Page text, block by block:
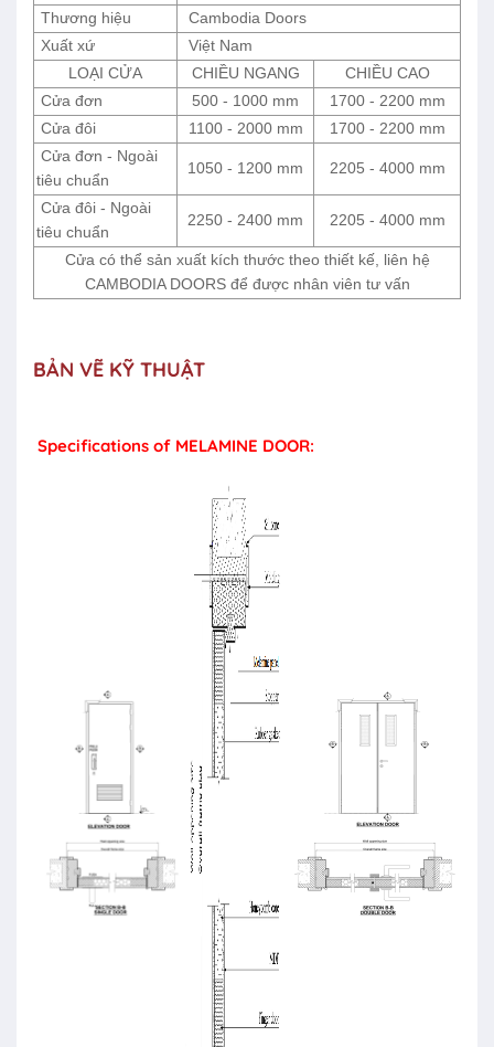
Thương hiệu
Cambodia Doors
Xuất xứ
Việt Nam
LOẠI CỬA
CHIỀU NGANG
CHIỀU CAO
Cửa đơn
500 - 1000 mm
1700 - 2200 mm
Cửa đôi
1100 - 2000 mm
1700 - 2200 mm
Cửa đơn - Ngoài
tiêu chuẩn
1050 - 1200 mm 2205 - 4000 mm
Cửa đôi - Ngoài
tiêu chuẩn
2250 - 2400 mm 2205 - 4000 mm
Cửa có thể sản xuất kích thước theo thiết kế, liên hệ
CAMBODIA DOORS để được nhân viên tư vấn
BẢN VẼ KỸ THUẬT
Specifications of MELAMINE DOOR: